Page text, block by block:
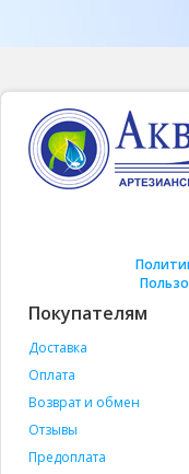
Покупателям
Доставка
Оплата
Возврат и обмен
Отзывы
Предоплата